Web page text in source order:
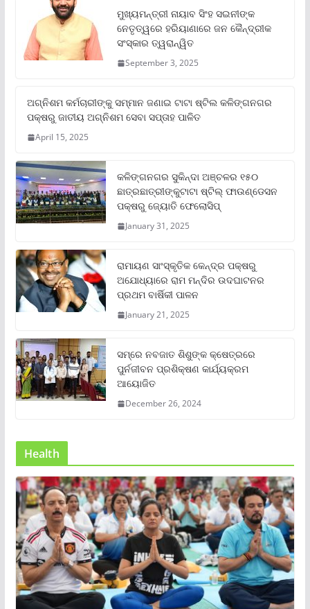
ମୁଖ୍ୟମନ୍ତ୍ରୀ ନାୟାବ ସିଂହ ସଇନୀଙ୍କ
ନେତୃତ୍ୱରେ ହରିୟାଣାରେ ଜନ କୈନ୍ଦ୍ରୀକ
ସଂସ୍କାର ତ୍ୱରାନ୍ୱିତ
September 3, 2025
ଅଗ୍ନିଶମ କର୍ମଚାରୀଙ୍କୁ ସମ୍ମାନ ଜଣାଇ ଟାଟା ଷ୍ଟିଲ କଳିଙ୍ଗନଗର
ପକ୍ଷରୁ ଜାତୀୟ ଅଗ୍ନିଶମ ସେବା ସପ୍ତାହ ପାଳିତ
April 15, 2025
କଳିଙ୍ଗନଗର ସୁକିନ୍ଦା ଅଞ୍ଚଳର ୧୫୦
ଛାତ୍ରଛାତ୍ରୀଙ୍କୁଟାଟା ଷ୍ଟିଲ୍ ଫାଉଣ୍ଡେସନ
ପକ୍ଷରୁ ଜ୍ୟୋତି ଫେଲୋସିପ୍‌
January 31, 2025
ରାମାୟଣ ସାଂସ୍କୃତିକ କେନ୍ଦ୍ର ପକ୍ଷରୁ
ଅଯୋଧ୍ୟାରେ ରାମ ମନ୍ଦିର ଉଦଘାଟନର
ପ୍ରଥମ ବାର୍ଷିକୀ ପାଳନ
January 21, 2025
ସମ୍‌ରେ ନବଜାତ ଶିଶୁଙ୍କ କ୍ଷେତ୍ରରେ
ପୁର୍ନଜୀବନ ପ୍ରଶିକ୍ଷଣ କାର୍ଯ୍ୟକ୍ରମ
ଆୟୋଜିତ
December 26, 2024
Health